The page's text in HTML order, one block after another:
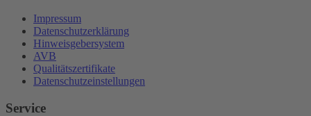
Impressum
Datenschutzerklärung
Hinweisgebersystem
AVB
Qualitätszertifikate
Datenschutzeinstellungen
Service